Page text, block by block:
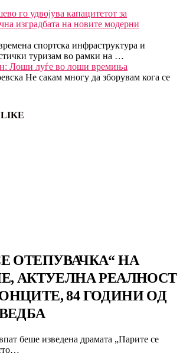
го удвојува капацитетот за
изградбата на новите модерни
спортска инфраструктура и
туризам во рамки на …
Лоши луѓе во лоши времиња
Не сакам многу да зборувам кога се
ОТЕПУВАЧКА“ НА
АКТУЕЛНА РЕАЛНОСТ
84 ГОДИНИ ОД
беше изведена драмата „Парите се